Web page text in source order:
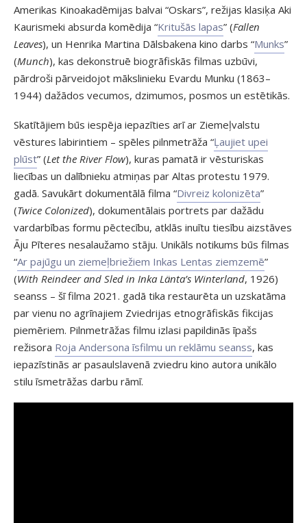
Amerikas Kinoakadēmijas balvai “Oskars”, režijas klasiķa Aki
Kaurismeki absurda komēdija “Kritušās lapas” (Fallen
Leaves), un Henrika Martina Dālsbakena kino darbs “Munks”
(Munch), kas dekonstruē biogrāfiskās filmas uzbūvi,
pārdroši pārveidojot mākslinieku Evardu Munku (1863–
1944) dažādos vecumos, dzimumos, posmos un estētikās.
Skatītājiem būs iespēja iepazīties arī ar Ziemeļvalstu
vēstures labirintiem – spēles pilnmetrāža “Ļaujiet upei
plūst” (Let the River Flow), kuras pamatā ir vēsturiskas
liecības un dalībnieku atmiņas par Altas protestu 1979.
gadā. Savukārt dokumentālā filma “Divreiz kolonizēta”
(Twice Colonized), dokumentālais portrets par dažādu
vardarbības formu pēctecību, atklās inuītu tiesību aizstāves
Āju Pīteres nesalaužamo stāju. Unikāls notikums būs filmas
“Ar pajūgu un ziemeļbriežiem Inkas Lentas ziemzemē”
(With Reindeer and Sled in Inka Länta’s Winterland, 1926)
seanss – šī filma 2021. gadā tika restaurēta un uzskatāma
par vienu no agrīnajiem Zviedrijas etnogrāfiskās fikcijas
piemēriem. Pilnmetrāžas filmu izlasi papildinās īpašs
režisora Roja Andersona īsfilmu un reklāmu seanss, kas
iepazīstinās ar pasaulslavenā zviedru kino autora unikālo
stilu īsmetrāžas darbu rāmī.